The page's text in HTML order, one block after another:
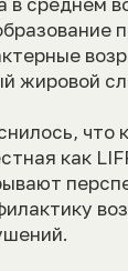
жировой
что
как